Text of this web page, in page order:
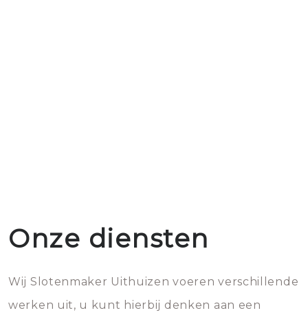
Onze diensten
Wij Slotenmaker Uithuizen voeren verschillende
werken uit, u kunt hierbij denken aan een